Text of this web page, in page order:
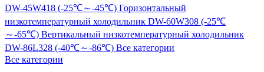
DW-45W418 (-25℃～-45℃) Горизонтальный
низкотемпературный холодильник DW-60W308 (-25℃
～-65℃) Вертикальный низкотемпературный холодильник
DW-86L328 (-40℃～-86℃) Все категории
Все категории